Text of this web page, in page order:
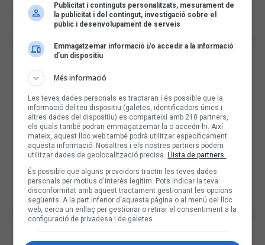
Publicitat i continguts personalitzats, mesurament de
la publicitat i del contingut, investigació sobre el
públic i desenvolupament de serveis
Emmagatzemar informació i/o accedir a la informació
d’un dispositiu
Més informació
Les teves dades personals es tractaran i és possible que la
informació del teu dispositiu (galetes, identificadors únics i
altres dades del dispositiu) es comparteixi amb 210 partners,
els quals també podran emmagatzemar-la o accedir-hi. Així
mateix, aquest lloc web també podrà utilitzar específicament
aquesta informació. Nosaltres i els nostres partners podem
utilitzar dades de geolocalització precisa.Llista de partners.
És possible que alguns proveïdors tractin les teves dades
personals per motius d'interès legítim. Pots indicar la teva
disconformitat amb aquest tractament gestionant les opcions
següents. A la part inferior d'aquesta pàgina o al menú del lloc
web, cerca un enllaç per gestionar o retirar el consentiment a la
configuració de privadesa i de galetes.